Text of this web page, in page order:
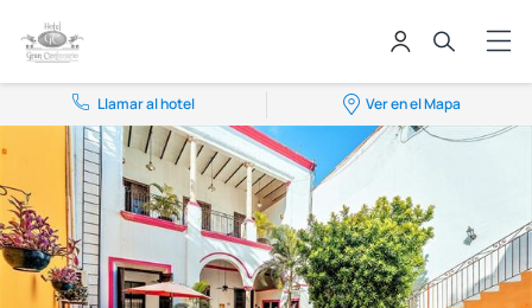
Llamar al hotel Ver en el Mapa